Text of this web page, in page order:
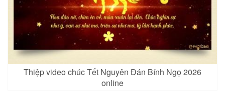
Thiệp video chúc Tết Nguyên Đán Bính Ngọ 2026
online